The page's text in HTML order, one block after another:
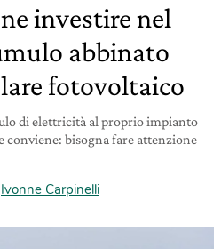
investire nel
abbinato
fotovoltaico
di elettricità al proprio impianto
conviene: bisogna fare attenzione
Ivonne Carpinelli